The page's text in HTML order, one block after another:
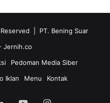
| PT. Bening Suar
Jernih.co
Pedoman Media Siber
Iklan Menu Kontak